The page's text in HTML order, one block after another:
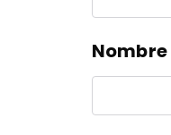
Nombre